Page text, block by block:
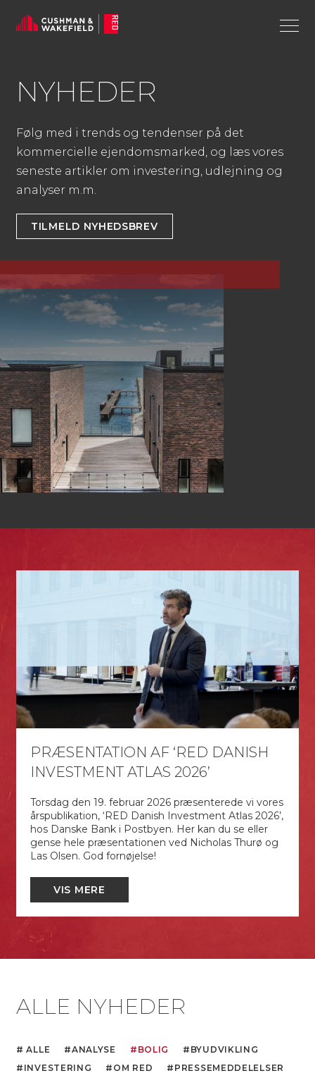
NYHE­DER
Følg med i trends og tendenser på det
kommercielle ejendomsmarked, og læs vores
seneste artikler om investering, udlejning og
analyser m.m.
TILMELD NYHEDSBREV
PRÆSENTATION AF ‘RED DANISH
INVESTMENT ATLAS 2026’
Torsdag den 19. februar 2026 præsenterede vi vores
årspublikation, ‘RED Danish Investment Atlas 2026’,
hos Danske Bank i Postbyen. Her kan du se eller
gense hele præsentationen ved Nicholas Thurø og
Las Olsen. God fornøjelse!
VIS MERE
ALLE NYHEDER
ALLE ANALYSE BOLIG
BYUDVIKLING
INVESTERING
OM RED
PRESSEMEDDELELSER